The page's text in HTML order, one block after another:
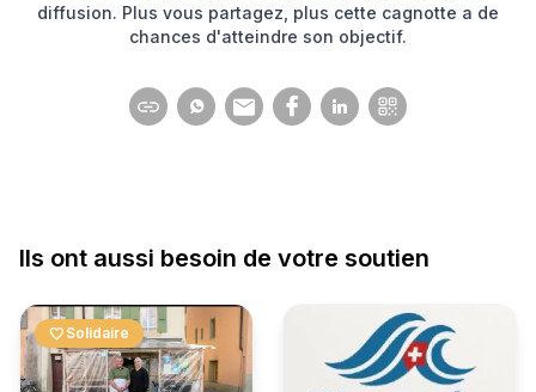
diffusion. Plus vous partagez, plus cette cagnotte a de
chances d'atteindre son objectif.
Ils ont aussi besoin de votre soutien
favorite Solidaire